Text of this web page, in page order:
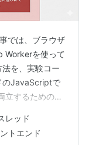
では、ブラウザ
Workerを使って
を、実験コー
のJavaScriptで
立するための実
読んでも、
上で動きの差
レッド
トエンド